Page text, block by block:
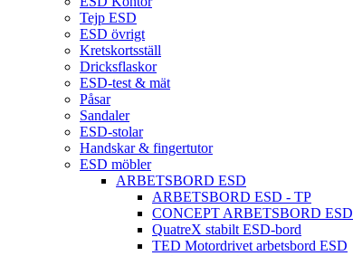
Tejp ESD
ESD övrigt
Kretskortsställ
Dricksflaskor
ESD-test & mät
Påsar
Sandaler
ESD-stolar
Handskar & fingertutor
ESD möbler
ARBETSBORD ESD
ARBETSBORD ESD - TP
CONCEPT ARBETSBORD ESD
QuatreX stabilt ESD-bord
TED Motordrivet arbetsbord ESD